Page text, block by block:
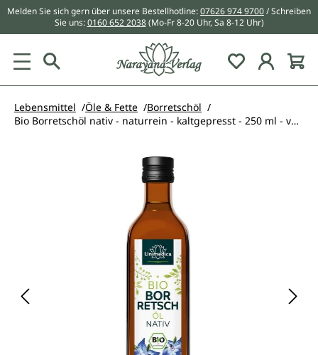
springen
Melden Sie sich gern über unsere Bestellhotline:07626 974 9700/ Schreiben
Sie uns:0160 652 2038 (Mo-Fr 8-20 Uhr, Sa 8-12 Uhr)
Du hast 0
Lebensmittel Öle & Fette
Borretschöl
Bio Borretschöl nativ - naturrein - kaltgepresst - 250 ml - von Unimedica
Bildergalerie überspringen